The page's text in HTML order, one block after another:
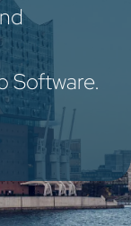
Software.